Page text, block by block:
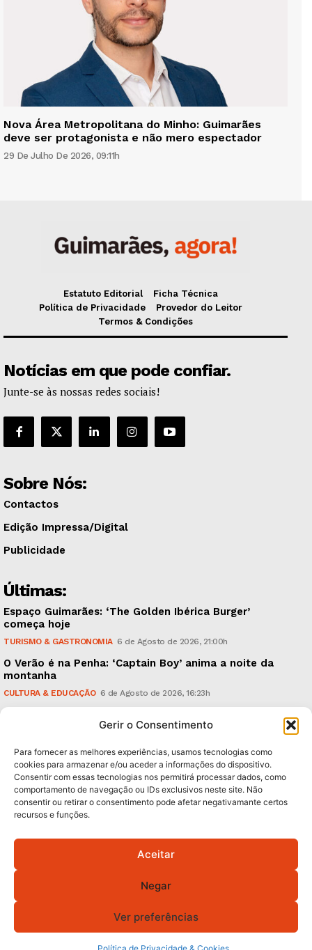
Gerir o Consentimento
Para fornecer as melhores experiências, usamos tecnologias como
cookies para armazenar e/ou aceder a informações do dispositivo.
Consentir com essas tecnologias nos permitirá processar dados, como
comportamento de navegação ou IDs exclusivos neste site. Não
consentir ou retirar o consentimento pode afetar negativamante certos
recursos e funções.
Aceitar
Negar
Ver preferências
Nova Área Metropolitana do Minho: Guimarães
deve ser protagonista e não mero espectador
29 De Julho De 2026, 09:11h
Estatuto Editorial
Ficha Técnica
Política de Privacidade
Provedor do Leitor
Termos & Condições
Notícias em que pode confiar.
Junte-se às nossas redes sociais!
Sobre Nós:
Contactos
Edição Impressa/Digital
Publicidade
Últimas:
Espaço Guimarães: ‘The Golden Ibérica Burger’
começa hoje
TURISMO & GASTRONOMIA 6 de Agosto de 2026, 21:00h
O Verão é na Penha: ‘Captain Boy’ anima a noite da
montanha
CULTURA & EDUCAÇÃO 6 de Agosto de 2026, 16:23h
em causa”, garante Ricardo Araújo
Subscreva Newsletter:
QUERO ADERIR
Política de Privacidade